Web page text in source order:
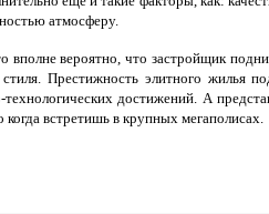
атмосферу.
вероятно, что застройщик
Престижность элитного жилья
технологических достижений. А
встретишь в крупных мегаполисах.